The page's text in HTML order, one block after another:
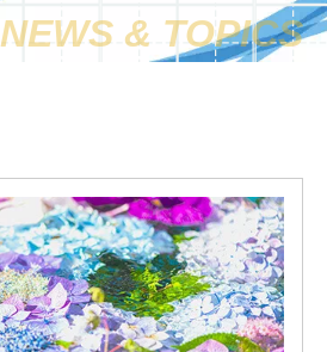
NEWS & TOPICS